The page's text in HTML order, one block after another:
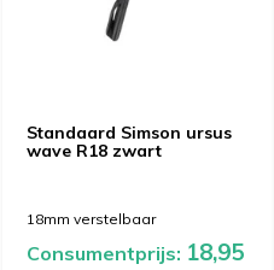
Standaard Simson ursus
wave R18 zwart
18mm verstelbaar
Consumentprijs: 18,95